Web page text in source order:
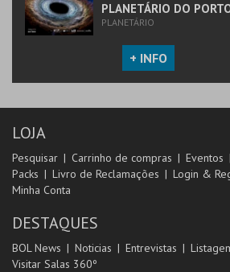
PLANETÁRIO DO
PLANETÁRIO
+ INFO
LOJA
Pesquisar Carrinho de compras Eventos
Packs
Livro de Reclamações
Login &
Minha Conta
DESTAQUES
BOL News Noticias Entrevistas
Visitar Salas 360º